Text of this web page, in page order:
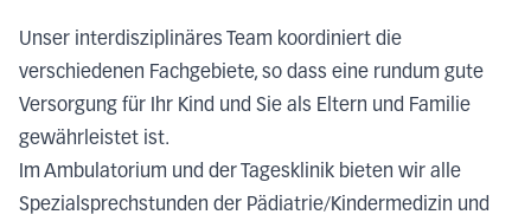
Unser interdisziplinäres Team koordiniert die
verschiedenen Fachgebiete, so dass eine rundum gute
Versorgung für Ihr Kind und Sie als Eltern und Familie
gewährleistet ist.
Im Ambulatorium und der Tagesklinik bieten wir alle
Spezialsprechstunden der Pädiatrie/Kindermedizin und